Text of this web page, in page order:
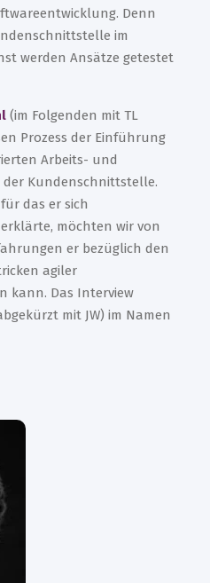
Denn
im
werden Ansätze getestet
(im Folgenden mit TL
Prozess der Einführung
Arbeits- und
Kundenschnittstelle.
das er sich
möchten wir von
er bezüglich den
agiler
kann. Das Interview
mit JW) im Namen